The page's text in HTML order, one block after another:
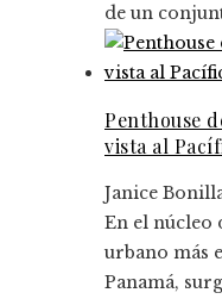
de un
Penthouse
vista al
Janice
En el núcleo
urbano más
Panamá,